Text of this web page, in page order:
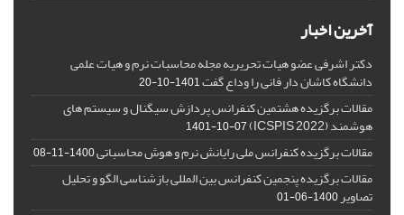
آخرین اخبار
دکتر اشرفی عضو هیات تحریریه مجله محاسبات نرم و هیات علمی
دانشگاه کاشان دار فانی را وداع گفت1401-10-20
مقالات برگزیده هشتمین کنفرانس پردازش سیگنال و سیستم های
هوشمند (ICSPIS 2022) 1401-10-07
مقالات برگزیده کنفرانس ملی رایانش نرم و هوش محاسباتی1400-11-08
مقالات برگزیده پنجمین کنفرانس بین المللی بازشناسی الگو و تحلیل
تصاویر1400-06-01